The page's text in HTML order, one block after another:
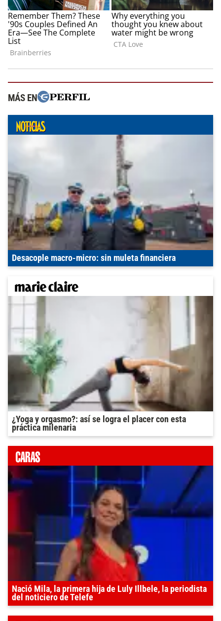
MÁS EN
Desacople macro-micro: sin muleta financiera
¿Yoga y orgasmo?: así se logra el placer con esta
práctica milenaria
Nació Mila, la primera hija de Luly Illbele, la periodista
del noticiero de Telefe